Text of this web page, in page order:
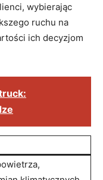
wybierając
ruchu na
ich decyzjom